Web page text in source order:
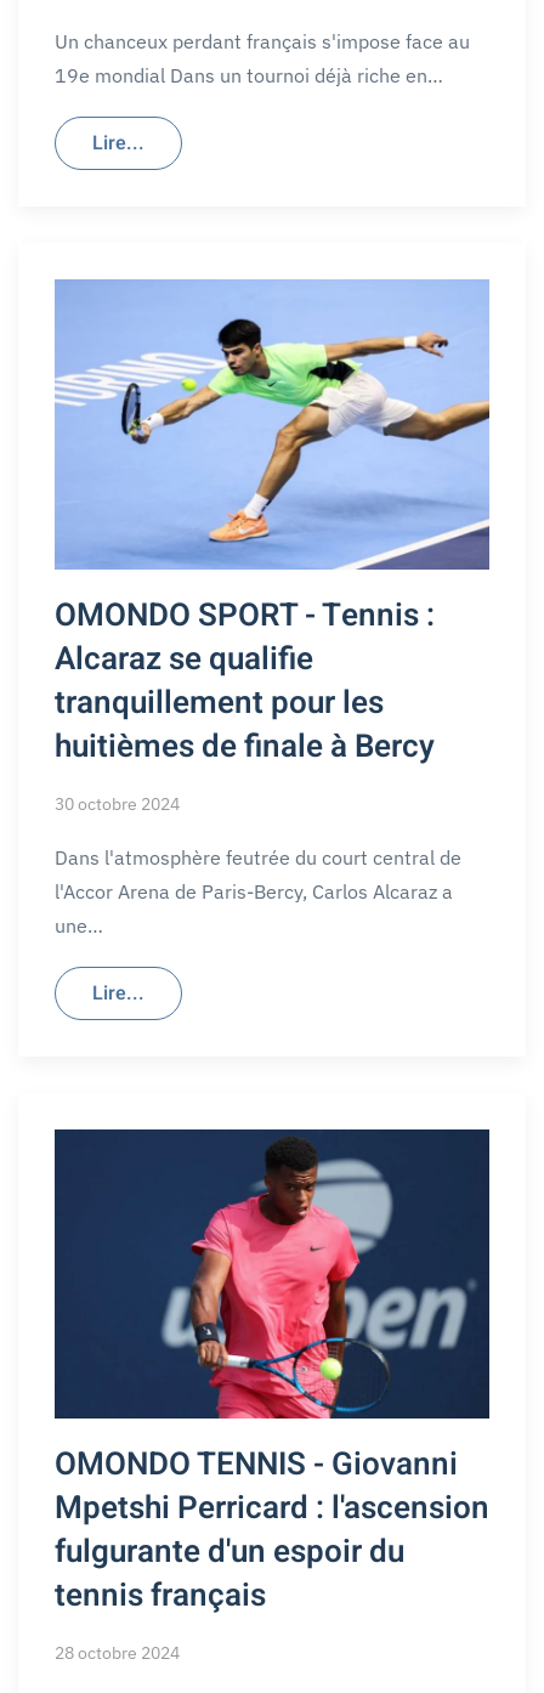
Un chanceux perdant français s'impose face au
19e mondial Dans un tournoi déjà riche en…
Lire...
OMONDO SPORT - Tennis :
Alcaraz se qualifie
tranquillement pour les
huitièmes de finale à Bercy
30 octobre 2024
Dans l'atmosphère feutrée du court central de
l'Accor Arena de Paris-Bercy, Carlos Alcaraz a
une…
Lire...
OMONDO TENNIS - Giovanni
Mpetshi Perricard : l'ascension
fulgurante d'un espoir du
tennis français
28 octobre 2024